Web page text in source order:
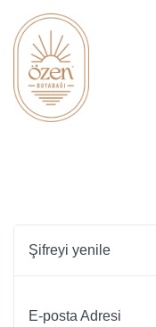
Şifreyi yenile
E-posta Adresi